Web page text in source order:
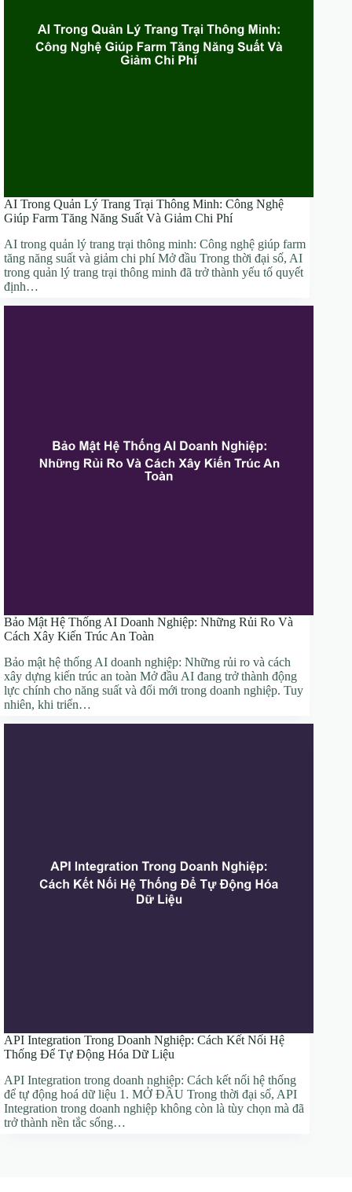
AI Trong Quản Lý Trang Trại Thông Minh: Công Nghệ
Giúp Farm Tăng Năng Suất Và Giảm Chi Phí
AI trong quản lý trang trại thông minh: Công nghệ giúp farm
tăng năng suất và giảm chi phí Mở đầu Trong thời đại số, AI
trong quản lý trang trại thông minh đã trở thành yếu tố quyết
định…
Bảo Mật Hệ Thống AI Doanh Nghiệp: Những Rủi Ro Và
Cách Xây Kiến Trúc An Toàn
Bảo mật hệ thống AI doanh nghiệp: Những rủi ro và cách
xây dựng kiến trúc an toàn Mở đầu AI đang trở thành động
lực chính cho năng suất và đổi mới trong doanh nghiệp. Tuy
nhiên, khi triển…
API Integration Trong Doanh Nghiệp: Cách Kết Nối Hệ
Thống Để Tự Động Hóa Dữ Liệu
API Integration trong doanh nghiệp: Cách kết nối hệ thống
để tự động hoá dữ liệu 1. MỞ ĐẦU Trong thời đại số, API
Integration trong doanh nghiệp không còn là tùy chọn mà đã
trở thành nền tắc sống…